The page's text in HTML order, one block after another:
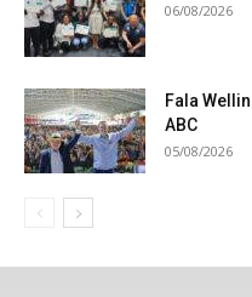
06/08/2026
Fala
ABC
05/08/2026